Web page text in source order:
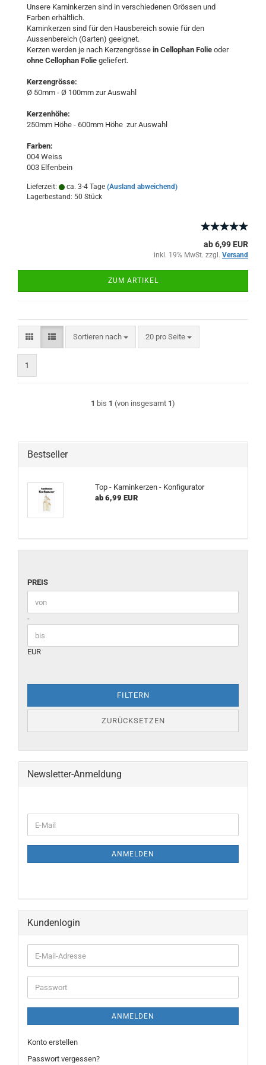
Unsere Kaminkerzen sind in verschiedenen Grössen und
Farben erhältlich.
Kaminkerzen sind für den Hausbereich sowie für den
Aussenbereich (Garten) geeignet.
Kerzen werden je nach Kerzengrösse in Cellophan Folie oder
ohne Cellophan Folie geliefert.
Kerzengrösse:
Ø 50mm - Ø 100mm zur Auswahl
Kerzenhöhe:
250mm Höhe - 600mm Höhe zur Auswahl
Farben:
004 Weiss
003 Elfenbein
Lieferzeit: ca. 3-4 Tage (Ausland abweichend)
Lagerbestand: 50 Stück
ab 6,99 EUR
inkl. 19% MwSt. zzgl. Versand
ZUM ARTIKEL
Sortieren nach
Sortieren nach 20 pro Seite
pro Seite
1
1 bis 1 (von insgesamt 1)
Bestseller
Top - Kaminkerzen - Konfigurator
ab 6,99 EUR
PREIS
Preis bis
-
EUR
FILTERN
ZURÜCKSETZEN
Newsletter-Anmeldung
E-
Mail
ANMELDEN
Kundenlogin
E-
Mail-
Adresse
Passwort
ANMELDEN
Konto erstellen
Passwort vergessen?